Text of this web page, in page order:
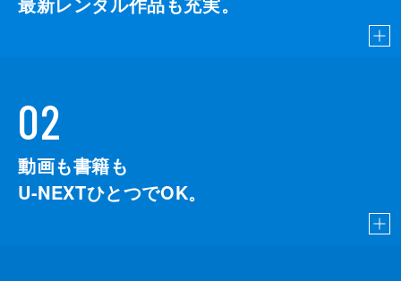
02
動画も書籍も
U-NEXTひとつでOK。